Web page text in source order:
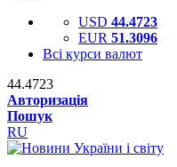
USD 44.4723
EUR 51.3096
Всі курси валют
44.4723
Авторизація
Пошук
RU